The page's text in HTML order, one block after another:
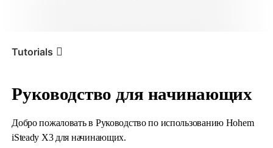
Tutorials
Tutorial iSteady X3 & X3 SE
Руководство для
Руководство для начинающих
Добро пожаловать в Руководство по использованию Hohem
iSteady X3 для начинающих.